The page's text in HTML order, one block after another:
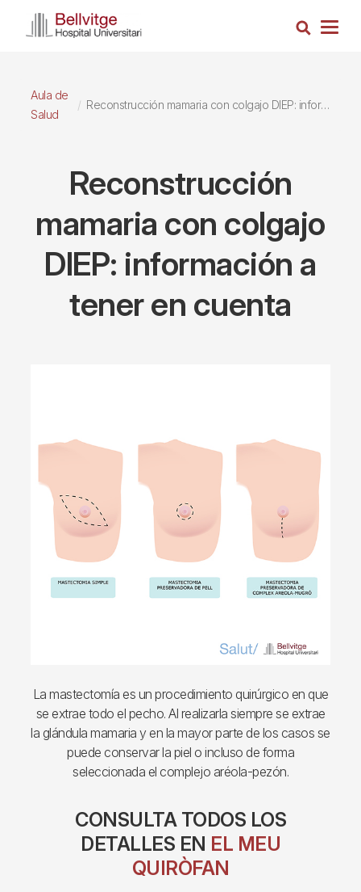
Busca
Aula de
Salud
Reconstrucción mamaria con colgajo DIEP: información a tener en cuenta
Reconstrucción
mamaria con colgajo
DIEP: información a
tener en cuenta
La mastectomía es un procedimiento quirúrgico en que
se extrae todo el pecho. Al realizarla siempre se extrae
la glándula mamaria y en la mayor parte de los casos se
puede conservar la piel o incluso de forma
seleccionada el complejo aréola-pezón.
CONSULTA TODOS LOS
DETALLES EN EL MEU
QUIRÒFAN